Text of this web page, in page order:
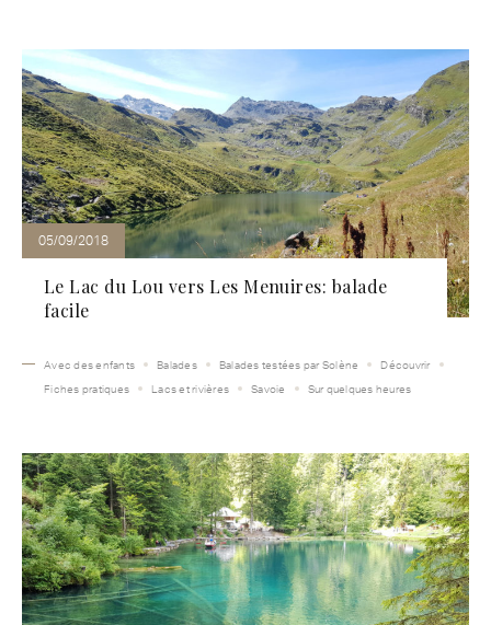
05/09/2018
Le Lac du Lou vers Les Menuires: balade
facile
Avec des enfants Balades Balades testées par Solène
Découvrir
Fiches pratiques
Lacs et rivières Savoie Sur quelques heures